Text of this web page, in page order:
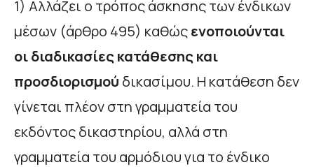
1) Αλλάζει ο τρόπος άσκησης των ένδικων
μέσων (άρθρο 495) καθώςενοποιούνται
οι διαδικασίες κατάθεσης και
προσδιορισμού δικασίμου. Η κατάθεση δεν
γίνεται πλέον στη γραμματεία του
εκδόντος δικαστηρίου, αλλά στη
γραμματεία του αρμόδιου για το ένδικο